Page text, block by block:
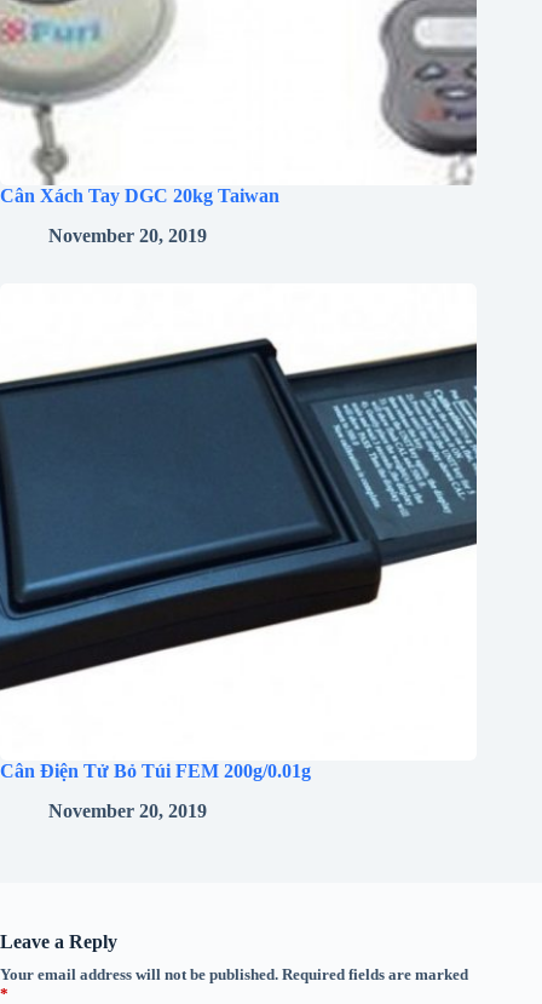
Cân Xách Tay DGC 20kg Taiwan
November 20, 2019
Cân Điện Tử Bỏ Túi FEM 200g/0.01g
November 20, 2019
Leave a Reply
Your email address will not be published. Required fields are marked
*